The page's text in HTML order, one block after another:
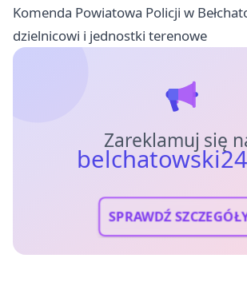
Komenda Powiatowa Policji w
dzielnicowi i jednostki terenowe
Zareklamuj się
SPRAWDŹ